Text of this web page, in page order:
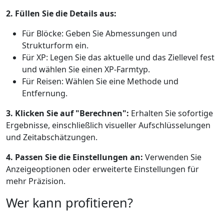
2. Füllen Sie die Details aus:
Für Blöcke: Geben Sie Abmessungen und
Strukturform ein.
Für XP: Legen Sie das aktuelle und das Ziellevel fest
und wählen Sie einen XP-Farmtyp.
Für Reisen: Wählen Sie eine Methode und
Entfernung.
3. Klicken Sie auf "Berechnen": Erhalten Sie sofortige
Ergebnisse, einschließlich visueller Aufschlüsselungen
und Zeitabschätzungen.
4. Passen Sie die Einstellungen an: Verwenden Sie
Anzeigeoptionen oder erweiterte Einstellungen für
mehr Präzision.
Wer kann profitieren?